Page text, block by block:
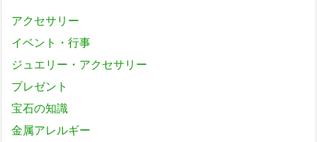
アクセサリー
イベント・行事
ジュエリー・アクセサリー
プレゼント
宝石の知識
金属アレルギー